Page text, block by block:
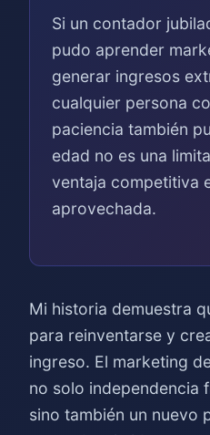
Si un contador
pudo aprender
generar ingresos
cualquier persona
paciencia también
edad no es una
ventaja competitiva
aprovechada.
Mi historia demuestra
para reinventarse y
ingreso. El marketing
no solo independencia
sino también un nuevo